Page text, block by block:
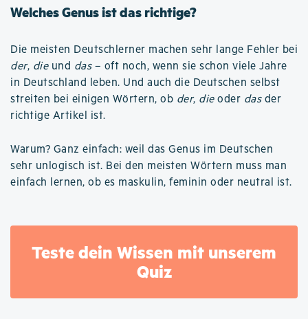
Welches Genus ist das richtige?
Die meisten Deutschlerner machen sehr lange Fehler bei
der, dieund das– oft noch, wenn sie schon viele Jahre
in Deutschland leben. Und auch die Deutschen selbst
streiten bei einigen Wörtern, ob der, dieoder dasder
richtige Artikel ist.
Warum? Ganz einfach: weil das Genus im Deutschen
sehr unlogisch ist. Bei den meisten Wörtern muss man
einfach lernen, ob es maskulin, feminin oder neutral ist.
Teste dein Wissen mit unserem
Quiz